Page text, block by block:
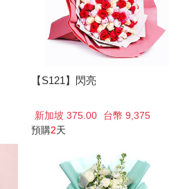
【S121】閃亮
新加坡 375.00
台幣 9,375
預購2天